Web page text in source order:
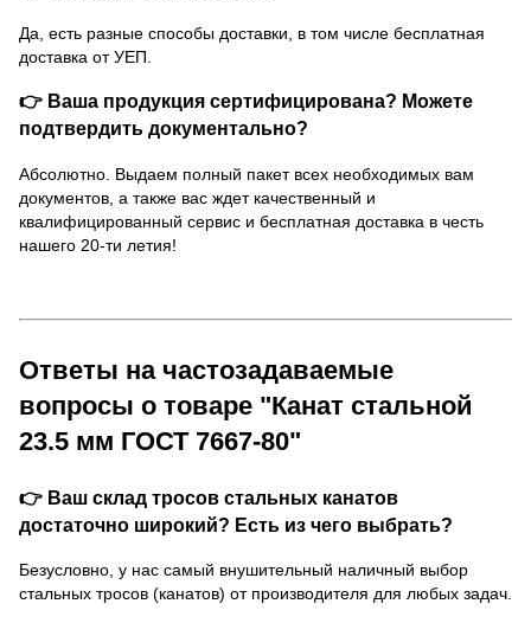
Да, есть разные способы доставки, в том числе бесплатная
доставка от УЕП.
👉 Ваша продукция сертифицирована? Можете
подтвердить документально?
Абсолютно. Выдаем полный пакет всех необходимых вам
документов, а также вас ждет качественный и
квалифицированный сервис и бесплатная доставка в честь
нашего 20-ти летия!
Ответы на частозадаваемые
вопросы о товаре "Канат стальной
23.5 мм ГОСТ 7667-80"
👉 Ваш склад тросов стальных канатов
достаточно широкий? Есть из чего выбрать?
Безусловно, у нас самый внушительный наличный выбор
стальных тросов (канатов) от производителя для любых задач.